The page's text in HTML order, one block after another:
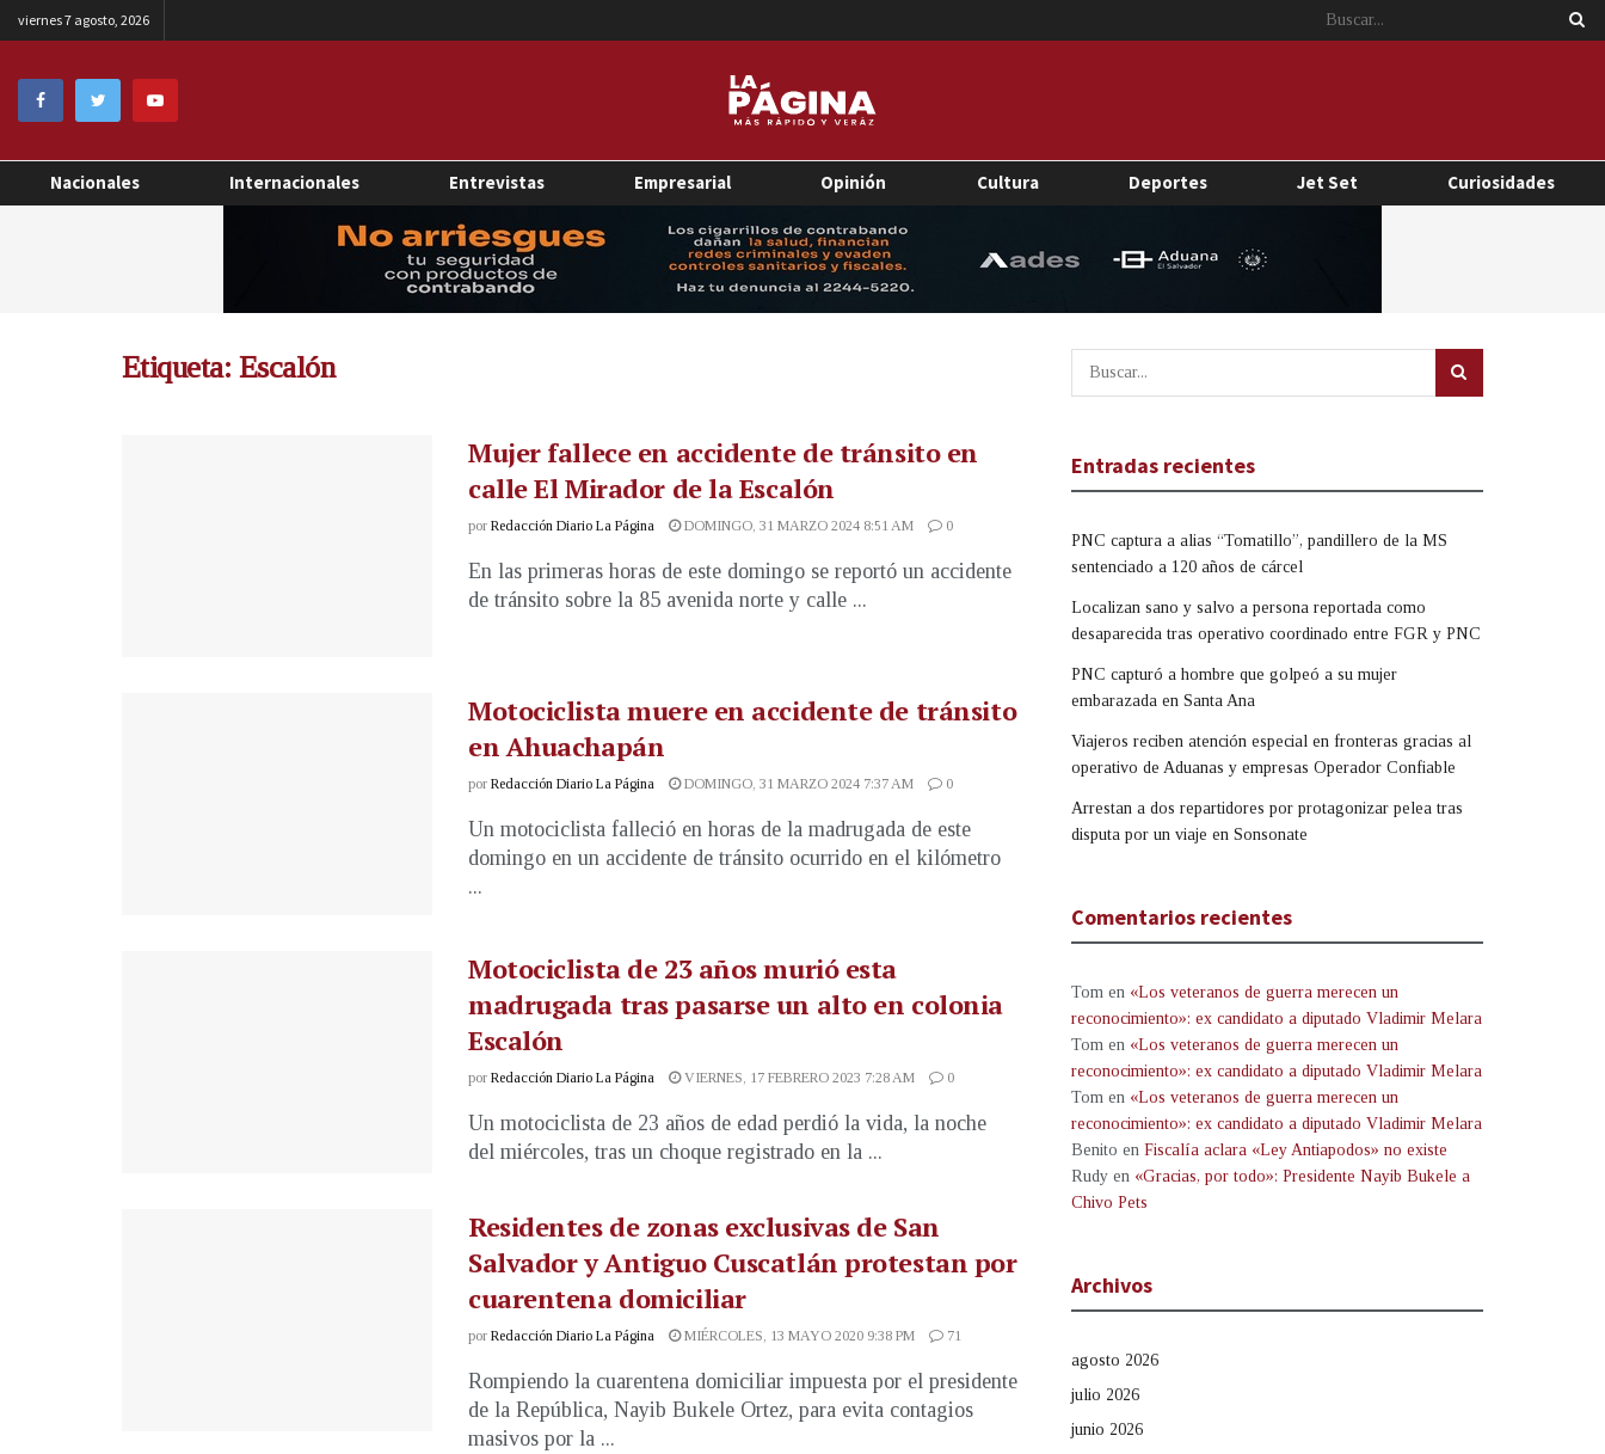
viernes 7 agosto, 2026
Nacionales Internacionales Entrevistas Empresarial Opinión Cultura Deportes Jet Set Curiosidades
Etiqueta: Escalón
Mujer fallece en accidente de tránsito en
calle El Mirador de la Escalón
por Redacción Diario La Página DOMINGO, 31 MARZO 2024 8:51 AM 0
En las primeras horas de este domingo se reportó un accidente
de tránsito sobre la 85 avenida norte y calle ...
Motociclista muere en accidente de tránsito
en Ahuachapán
por Redacción Diario La Página DOMINGO, 31 MARZO 2024 7:37 AM 0
Un motociclista falleció en horas de la madrugada de este
domingo en un accidente de tránsito ocurrido en el kilómetro
...
Motociclista de 23 años murió esta
madrugada tras pasarse un alto en colonia
Escalón
por Redacción Diario La Página VIERNES, 17 FEBRERO 2023 7:28 AM 0
Un motociclista de 23 años de edad perdió la vida, la noche
del miércoles, tras un choque registrado en la ...
Residentes de zonas exclusivas de San
Salvador y Antiguo Cuscatlán protestan por
cuarentena domiciliar
por Redacción Diario La Página MIÉRCOLES, 13 MAYO 2020 9:38 PM 71
Rompiendo la cuarentena domiciliar impuesta por el presidente
de la República, Nayib Bukele Ortez, para evita contagios
masivos por la ...
Entradas recientes
PNC captura a alias “Tomatillo”, pandillero de la MS
sentenciado a 120 años de cárcel
Localizan sano y salvo a persona reportada como
desaparecida tras operativo coordinado entre FGR y PNC
PNC capturó a hombre que golpeó a su mujer
embarazada en Santa Ana
Viajeros reciben atención especial en fronteras gracias al
operativo de Aduanas y empresas Operador Confiable
Arrestan a dos repartidores por protagonizar pelea tras
disputa por un viaje en Sonsonate
Comentarios recientes
Tom en «Los veteranos de guerra merecen un
reconocimiento»: ex candidato a diputado Vladimir Melara
Tom en «Los veteranos de guerra merecen un
reconocimiento»: ex candidato a diputado Vladimir Melara
Tom en «Los veteranos de guerra merecen un
reconocimiento»: ex candidato a diputado Vladimir Melara
Benito en Fiscalía aclara «Ley Antiapodos» no existe
Rudy en «Gracias, por todo»: Presidente Nayib Bukele a
Chivo Pets
Archivos
agosto 2026
julio 2026
junio 2026